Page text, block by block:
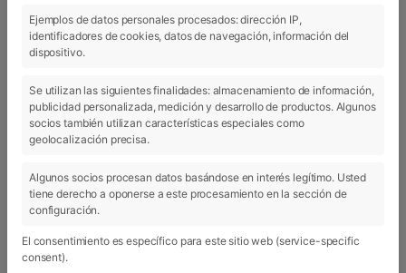
04 Feb 2020
Ejemplos de datos personales procesados: dirección IP,
identificadores de cookies, datos de navegación, información del
dispositivo.
Se utilizan las siguientes finalidades: almacenamiento de información,
publicidad personalizada, medición y desarrollo de productos. Algunos
socios también utilizan características especiales como
geolocalización precisa.
Algunos socios procesan datos basándose en interés legítimo. Usted
tiene derecho a oponerse a este procesamiento en la sección de
configuración.
El consentimiento es específico para este sitio web (service-specific
consent).